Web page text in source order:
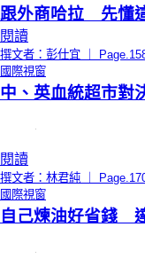
跟外商哈拉 先懂
閱讀
撰文者：彭仕宜 ｜
國際視窗
中、英血統超市
閱讀
撰文者：林君純 ｜
國際視窗
自己煉油好省錢